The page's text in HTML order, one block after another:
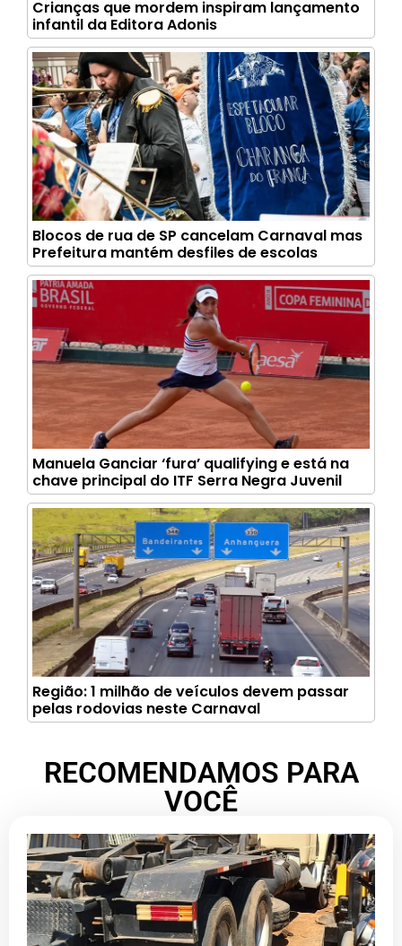
Crianças que mordem inspiram lançamento
infantil da Editora Adonis
Blocos de rua de SP cancelam Carnaval mas
Prefeitura mantém desfiles de escolas
Manuela Ganciar ‘fura’ qualifying e está na
chave principal do ITF Serra Negra Juvenil
Região: 1 milhão de veículos devem passar
pelas rodovias neste Carnaval
RECOMENDAMOS PARA
VOCÊ